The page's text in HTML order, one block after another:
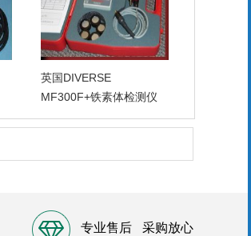
英国DIVERSE
MF300F+铁素体检测仪
专业售后 采购放心